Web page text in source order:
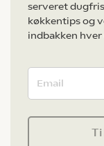
serveret
køkkentips og
indbakken hver